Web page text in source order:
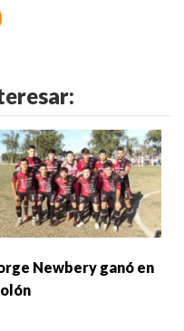
Newbery ganó en